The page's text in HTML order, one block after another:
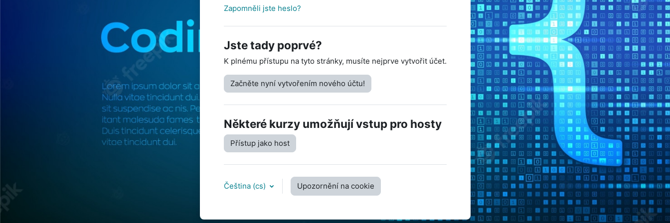
Zapomněli jste heslo?
Jste tady poprvé?
K plnému přístupu na tyto stránky, musíte nejprve vytvořit účet.
Začněte nyní vytvořením nového účtu!
Některé kurzy umožňují vstup pro hosty
Přístup jako host
Čeština ‎(cs)‎ Upozornění na cookie